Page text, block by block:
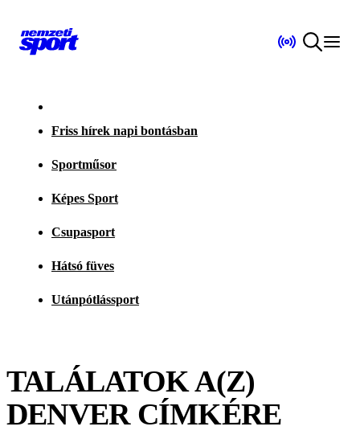
Friss hírek napi bontásban
Sportműsor
Képes Sport
Csupasport
Hátsó füves
Utánpótlássport
TALÁLATOK A(Z)
DENVERCÍMKÉRE